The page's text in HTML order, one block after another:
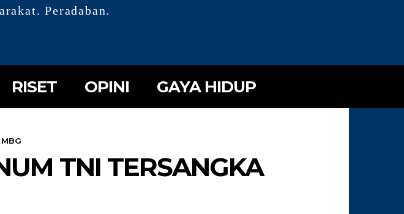
Peradaban.
RISET OPINI GAYA HIDUP
TNI TERSANGKA